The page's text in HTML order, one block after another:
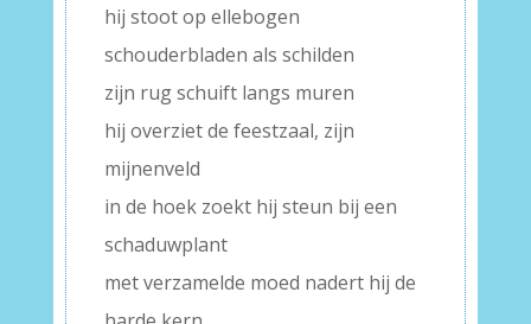
hij stoot op ellebogen
schouderbladen als schilden
zijn rug schuift langs muren
hij overziet de feestzaal, zijn
mijnenveld
in de hoek zoekt hij steun bij een
schaduwplant
met verzamelde moed nadert hij de